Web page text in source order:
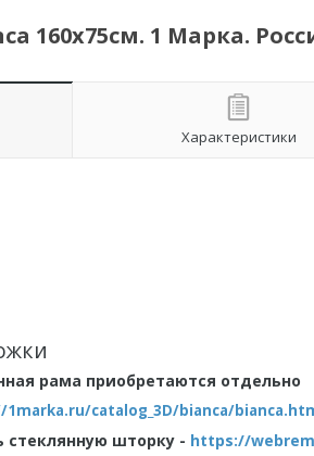
160х75см. 1 Марка.
Характеристики
рама приобретаются отдельно
catalog_3D/bianca/
стеклянную шторку - https://